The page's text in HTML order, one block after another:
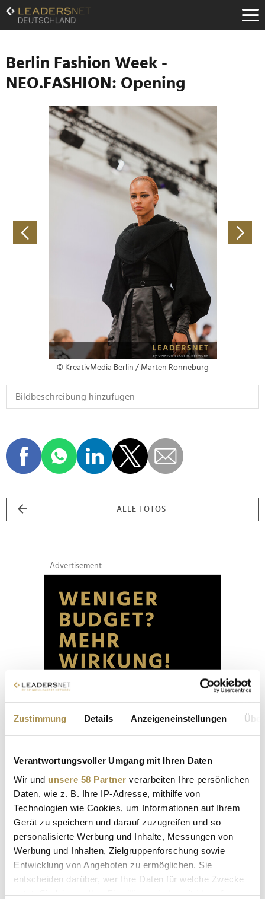
Zustimmung Details Anzeigeneinstellungen
Verantwortungsvoller Umgang mit Ihren Daten
Wir und unsere 58 Partner verarbeiten Ihre persönlichen
Daten, wie z. B. Ihre IP-Adresse, mithilfe von
Technologien wie Cookies, um Informationen auf Ihrem
Gerät zu speichern und darauf zuzugreifen und so
personalisierte Werbung und Inhalte, Messungen von
Werbung und Inhalten, Zielgruppenforschung sowie
Entwicklung von Angeboten zu ermöglichen. Sie
entscheiden darüber, wer Ihre Daten für welche Zwecke
Zum
Inhalt
Zur
Navigation
Zur
Hauptnavigation
Berlin Fashion Week -
NEO.FASHION: Opening
© KreativMedia Berlin / Marten Ronneburg
ALLE FOTOS
Advertisement